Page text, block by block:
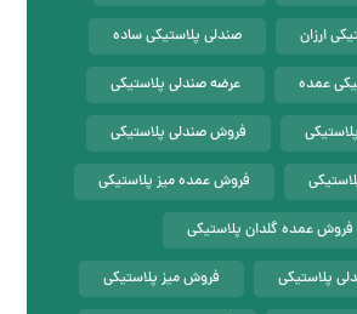
ارزان صندلی پلاستیکی ساده
عمده عرضه صندلی پلاستیکی
فروش صندلی پلاستیکی
فروش عمده میز پلاستیکی
فروش عمده گلدان پلاستیکی
پلاستیکی فروش میز پلاستیکی